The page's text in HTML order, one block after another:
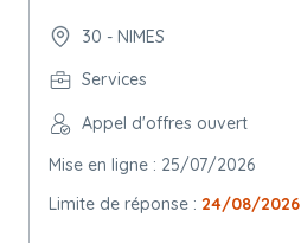
30 - NIMES
Services
Appel d'offres ouvert
Mise en ligne : 25/07/2026
Limite de réponse : 24/08/2026